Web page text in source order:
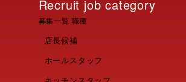
募集一覧 職種
Recruit job category
店長候補
ホールスタッフ